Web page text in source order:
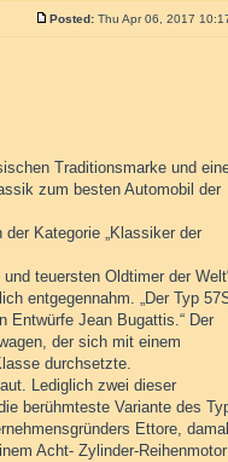
Posted: Thu Apr 06, 2017
Traditionsmarke und
zum besten Automobil der
Kategorie „Klassiker der
teuersten Oldtimer der
entgegennahm. „Der Typ
Entwürfe Jean Bugattis.“ Der
der sich mit einem
durchsetzte.
Lediglich zwei dieser
berühmteste Variante des
Ettore,
Acht- Zylinder-Reihenmotor